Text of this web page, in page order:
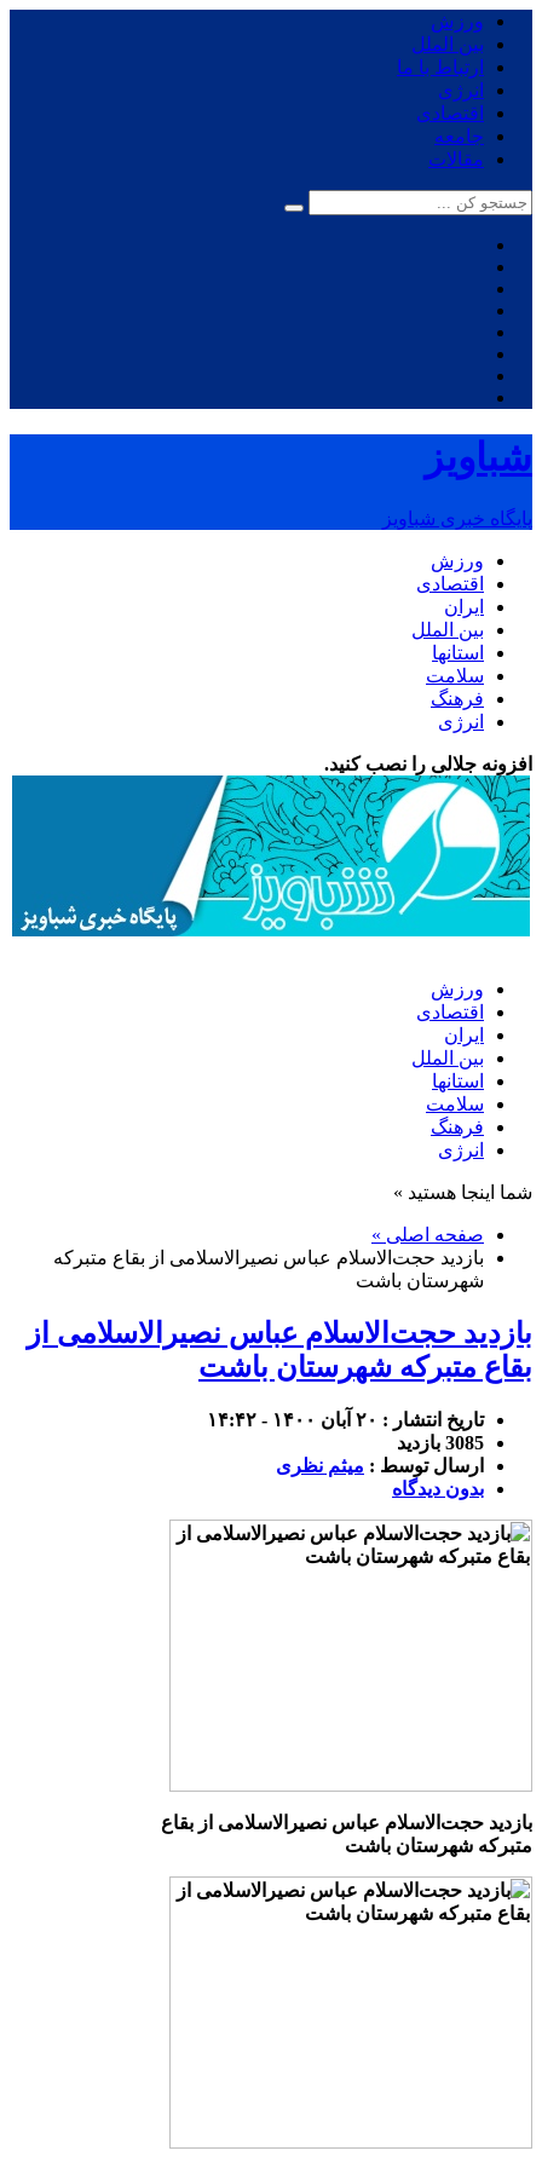
ورزش
بین الملل
ارتباط با ما
انرژی
اقتصادی
جامعه
مقالات
شباویز
پایگاه خبری شباویز
ورزش
اقتصادی
ایران
بین الملل
استانها
سلامت
فرهنگ
انرژی
افزونه جلالی را نصب کنید.
ورزش
اقتصادی
ایران
بین الملل
استانها
سلامت
فرهنگ
انرژی
شما اینجا هستید »
صفحه اصلی »
بازدید حجت‌الاسلام عباس نصیرالاسلامی از بقاع متبرکه
شهرستان باشت
بازدید حجت‌الاسلام عباس نصیرالاسلامی از
بقاع متبرکه شهرستان باشت
تاریخ انتشار : ۲۰ آبان ۱۴۰۰ - ۱۴:۴۲
3085 بازدید
ارسال توسط : میثم نظری
بدون دیدگاه
بازدید حجت‌الاسلام عباس نصیرالاسلامی از بقاع
متبرکه شهرستان باشت